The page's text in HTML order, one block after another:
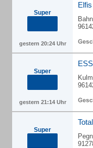
Super
gestern 20:24 Uhr
Super
gestern 21:14 Uhr
Super